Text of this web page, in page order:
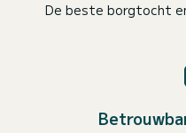
De beste borgtocht